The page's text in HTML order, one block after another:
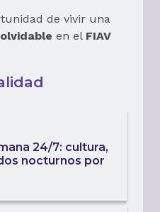
de vivir una
en el FIAV
24/7: cultura,
nocturnos por